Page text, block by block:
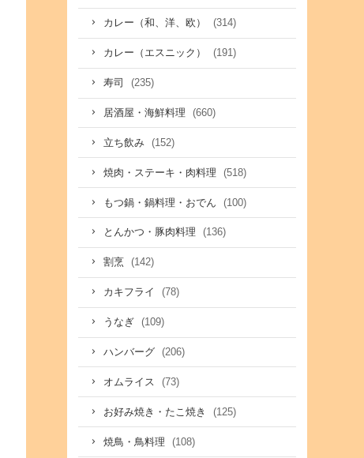
カレー（和、洋、欧） (314)
カレー（エスニック） (191)
寿司 (235)
居酒屋・海鮮料理 (660)
立ち飲み (152)
焼肉・ステーキ・肉料理 (518)
もつ鍋・鍋料理・おでん (100)
とんかつ・豚肉料理 (136)
割烹 (142)
カキフライ (78)
うなぎ (109)
ハンバーグ (206)
オムライス (73)
お好み焼き・たこ焼き (125)
焼鳥・鳥料理 (108)